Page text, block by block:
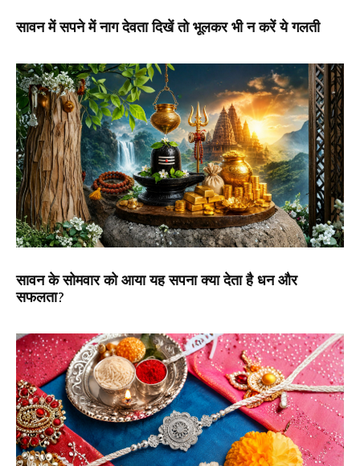
सावन में सपने में नाग देवता दिखें तो भूलकर भी न करें ये गलती
सावन के सोमवार को आया यह सपना क्या देता है धन और
सफलता?